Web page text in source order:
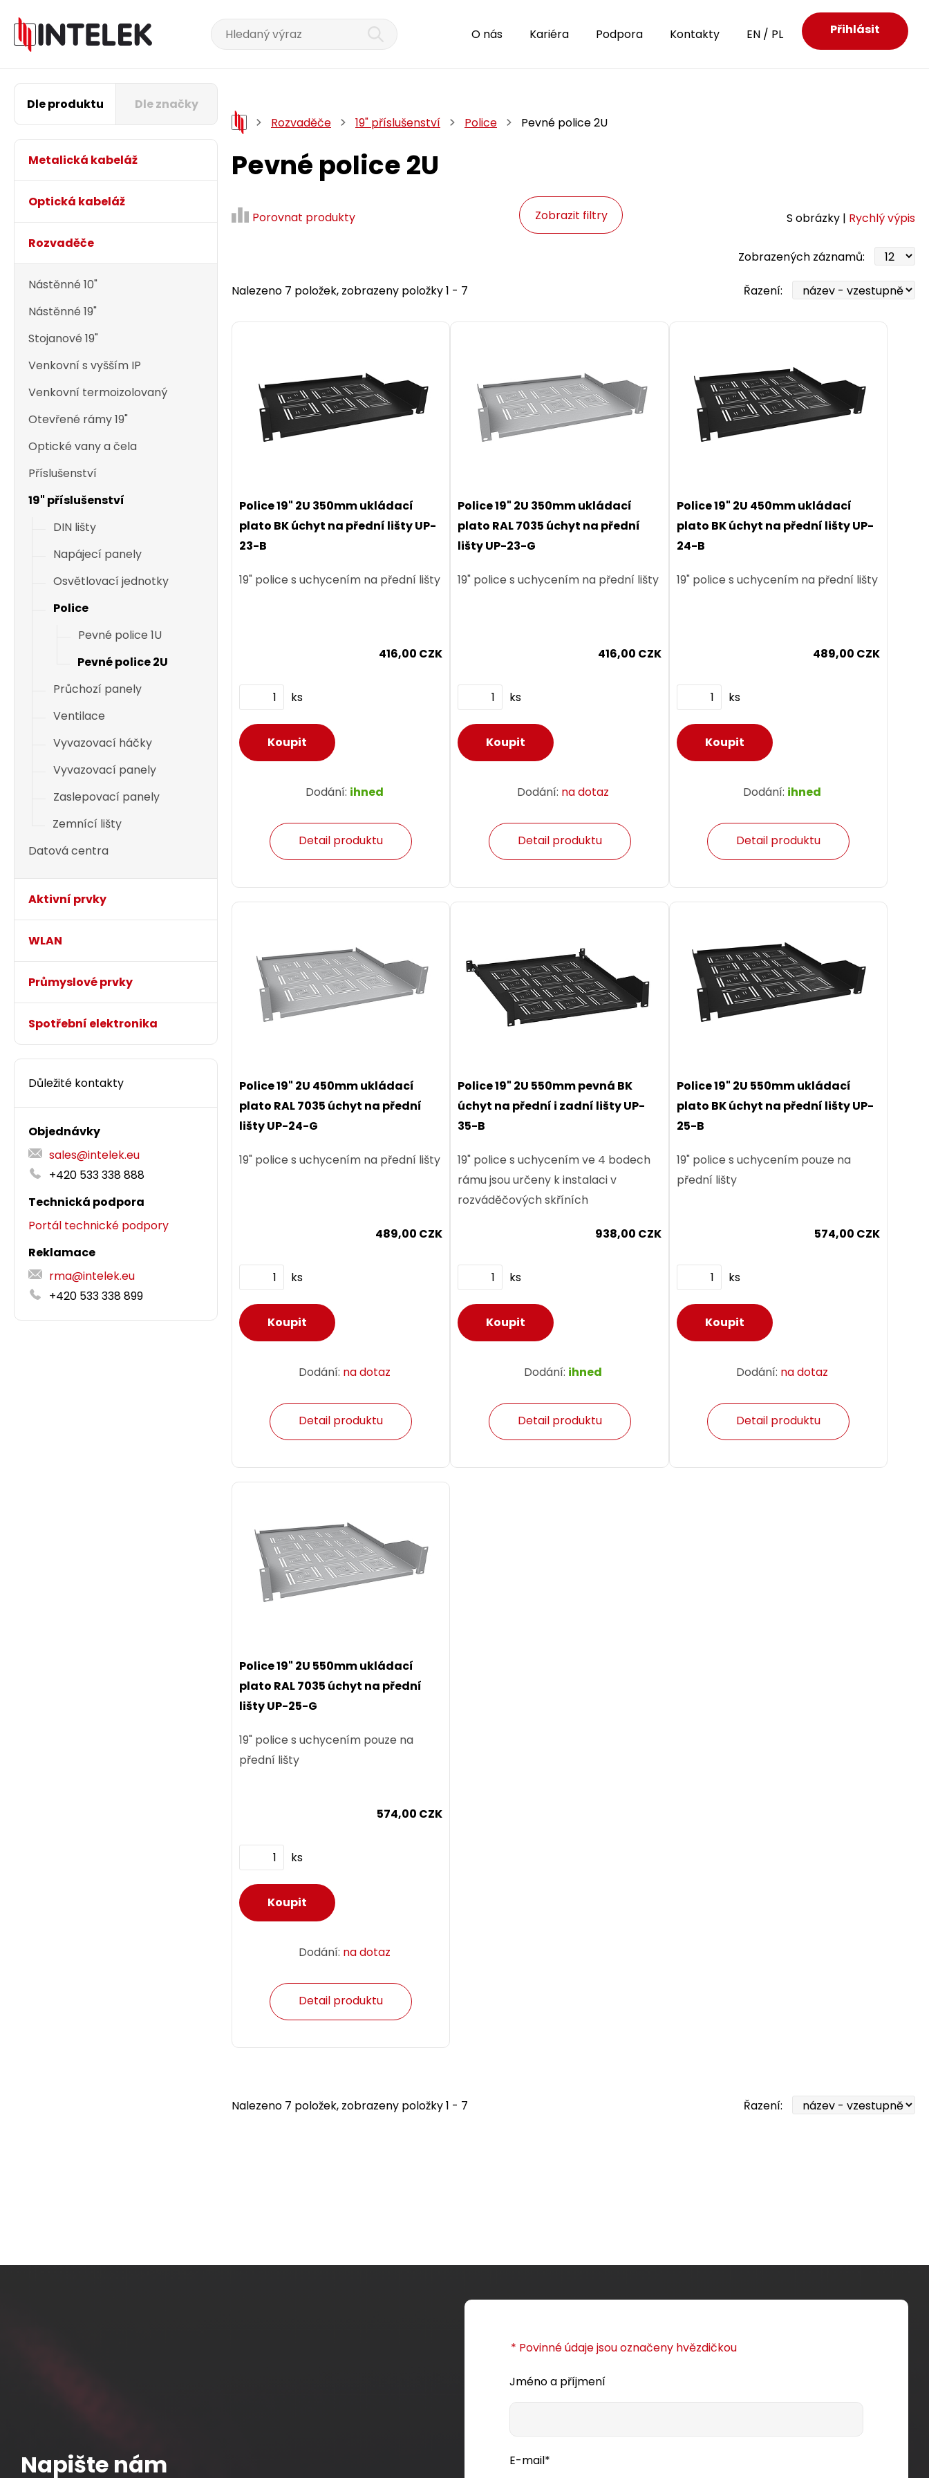
O nás Kariéra Podpora Kontakty EN / PL Přihlásit
Dle produktu Dle značky
Metalická kabeláž
Optická kabeláž
Rozvaděče
Nástěnné 10"
Nástěnné 19"
Stojanové 19"
Venkovní s vyšším IP
Venkovní termoizolovaný
Otevřené rámy 19"
Optické vany a čela
Příslušenství
19" příslušenství
DIN lišty
Napájecí panely
Osvětlovací jednotky
Police
Pevné police 1U
Pevné police 2U
Průchozí panely
Ventilace
Vyvazovací háčky
Vyvazovací panely
Zaslepovací panely
Zemnící lišty
Datová centra
Aktivní prvky
WLAN
Průmyslové prvky
Spotřební elektronika
Důležité kontakty
Objednávky
sales@intelek.eu
+420 533 338 888
Technická podpora
Portál technické podpory
Reklamace
rma@intelek.eu
+420 533 338 899
Rozvaděče 19" příslušenství Police Pevné police 2U
Pevné police 2U
Porovnat produkty Zobrazit filtry S obrázky | Rychlý výpis
Zobrazených záznamů:
Nalezeno 7 položek, zobrazeny položky 1 - 7 Řazení:
Police 19" 2U 350mm ukládací
plato BK úchyt na přední lišty UP-
23-B
19" police s uchycením na přední lišty
416,00 CZK
ks
Dodání: ihned
Detail produktu
Police 19" 2U 350mm ukládací
plato RAL 7035 úchyt na přední
lišty UP-23-G
19" police s uchycením na přední lišty
416,00 CZK
ks
Dodání: na dotaz
Detail produktu
Police 19" 2U 450mm ukládací
plato BK úchyt na přední lišty UP-
24-B
19" police s uchycením na přední lišty
489,00 CZK
ks
Dodání: ihned
Detail produktu
Police 19" 2U 450mm ukládací
plato RAL 7035 úchyt na přední
lišty UP-24-G
19" police s uchycením na přední lišty
489,00 CZK
ks
Dodání: na dotaz
Detail produktu
Police 19" 2U 550mm pevná BK
úchyt na přední i zadní lišty UP-
35-B
19" police s uchycením ve 4 bodech
rámu jsou určeny k instalaci v
rozváděčových skříních
938,00 CZK
ks
Dodání: ihned
Detail produktu
Police 19" 2U 550mm ukládací
plato BK úchyt na přední lišty UP-
25-B
19" police s uchycením pouze na
přední lišty
574,00 CZK
ks
Dodání: na dotaz
Detail produktu
Police 19" 2U 550mm ukládací
plato RAL 7035 úchyt na přední
lišty UP-25-G
19" police s uchycením pouze na
přední lišty
574,00 CZK
ks
Dodání: na dotaz
Detail produktu
Nalezeno 7 položek, zobrazeny položky 1 - 7 Řazení:
Napište nám
* Povinné údaje jsou označeny hvězdičkou
Jméno a příjmení
E-mail*